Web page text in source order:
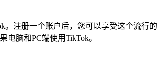
。注册一个账户后，您可以享受这个流
电脑和PC端使用TikTok。